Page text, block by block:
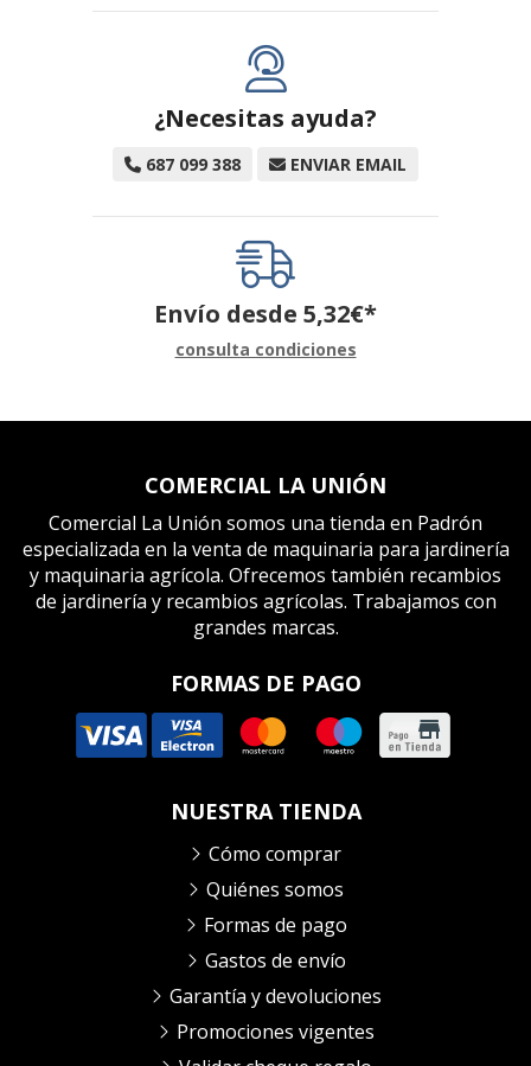
¿Necesitas ayuda?
687 099 388 ENVIAR EMAIL
Envío desde 5,32€*
consulta condiciones
COMERCIAL LA UNIÓN
Comercial La Unión somos una tienda en Padrón
especializada en la venta de maquinaria para jardinería
y maquinaria agrícola. Ofrecemos también recambios
de jardinería y recambios agrícolas. Trabajamos con
grandes marcas.
FORMAS DE PAGO
NUESTRA TIENDA
Cómo comprar
Quiénes somos
Formas de pago
Gastos de envío
Garantía y devoluciones
Promociones vigentes